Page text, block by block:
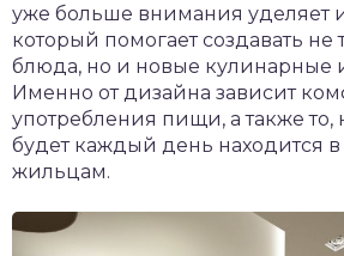
уже больше внимания уделяет
который помогает создавать не
блюда, но и новые кулинарные
Именно от дизайна зависит
употребления пищи, а также то,
будет каждый день находится
жильцам.